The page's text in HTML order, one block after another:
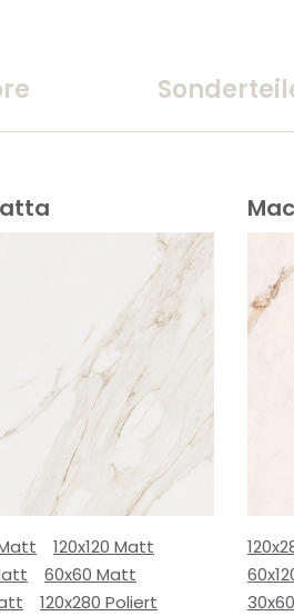
120x120 Matt
60x60 Matt
120x280 Poliert